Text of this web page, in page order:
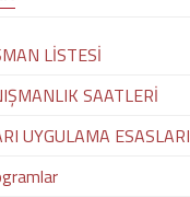
LİSTESİ
SAATLERİ
UYGULAMA ESASLARI